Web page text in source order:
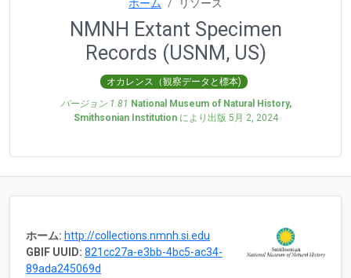
ホーム リソース
NMNH Extant Specimen
Records (USNM, US)
オカレンス（観察データと標本)
バージョン 1.81 National Museum of Natural History,
Smithsonian Institutionにより出版 5月 2, 2024
ホーム: http://collections.nmnh.si.edu
GBIF UUID: 821cc27a-e3bb-4bc5-ac34-
89ada245069d